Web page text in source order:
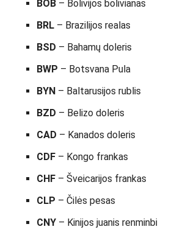
BOB – Bolivijos bolivianas
BRL – Brazilijos realas
BSD – Bahamų doleris
BWP – Botsvana Pula
BYN – Baltarusijos rublis
BZD – Belizo doleris
CAD – Kanados doleris
CDF – Kongo frankas
CHF – Šveicarijos frankas
CLP – Čilės pesas
CNY – Kinijos juanis renminbi